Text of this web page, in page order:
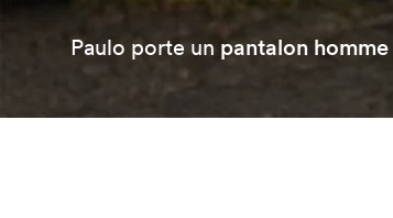
Paulo porte un pantalon homme